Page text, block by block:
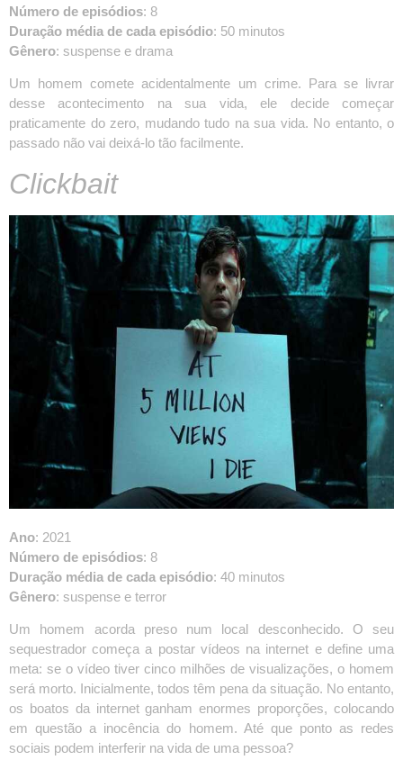
Número de episódios: 8
Duração média de cada episódio: 50 minutos
Gênero: suspense e drama
Um homem comete acidentalmente um crime. Para se livrar
desse acontecimento na sua vida, ele decide começar
praticamente do zero, mudando tudo na sua vida. No entanto, o
passado não vai deixá-lo tão facilmente.
Clickbait
Ano: 2021
Número de episódios: 8
Duração média de cada episódio: 40 minutos
Gênero: suspense e terror
Um homem acorda preso num local desconhecido. O seu
sequestrador começa a postar vídeos na internet e define uma
meta: se o vídeo tiver cinco milhões de visualizações, o homem
será morto. Inicialmente, todos têm pena da situação. No entanto,
os boatos da internet ganham enormes proporções, colocando
em questão a inocência do homem. Até que ponto as redes
sociais podem interferir na vida de uma pessoa?